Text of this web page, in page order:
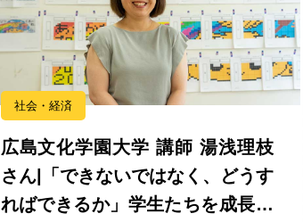
社会・経済
広島文化学園大学 講師 湯浅理枝
さん|「できないではなく、どうす
ればできるか」学生たちを成長さ